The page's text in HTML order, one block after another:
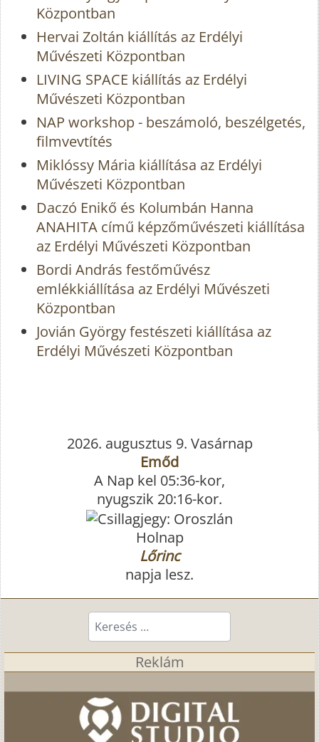
Központban
Hervai Zoltán kiállítás az Erdélyi
Művészeti Központban
LIVING SPACE kiállítás az Erdélyi
Művészeti Központban
NAP workshop - beszámoló, beszélgetés,
filmvevtítés
Miklóssy Mária kiállítása az Erdélyi
Művészeti Központban
Daczó Enikő és Kolumbán Hanna
ANAHITA című képzőművészeti kiállítása
az Erdélyi Művészeti Központban
Bordi András festőművész
emlékkiállítása az Erdélyi Művészeti
Központban
Jovián György festészeti kiállítása az
Erdélyi Művészeti Központban
2026. augusztus 9. Vasárnap
Emőd
A Nap kel 05:36-kor,
nyugszik 20:16-kor.
Holnap
Lőrinc
napja lesz.
Keresés...
Reklám